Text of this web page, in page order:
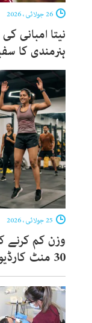
نیتا امبانی
ہنرمندی کا
30 منٹ کارڈیو؟